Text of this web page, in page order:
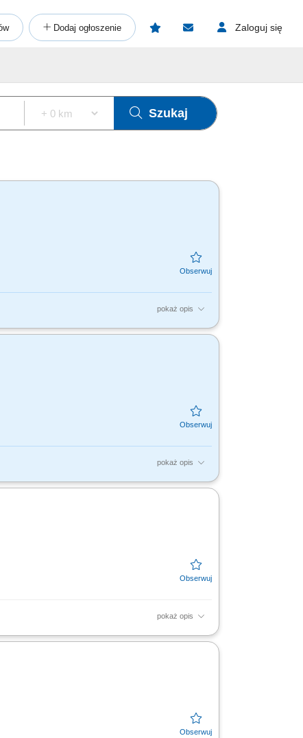
Dodaj ogłoszenie Zaloguj się
Szukaj
pokaż opis
dla nas to Ty jesteś ekspertem –
pokaż opis
dla nas to Ty jesteś ekspertem –
pokaż opis
prawem na danym rynku;